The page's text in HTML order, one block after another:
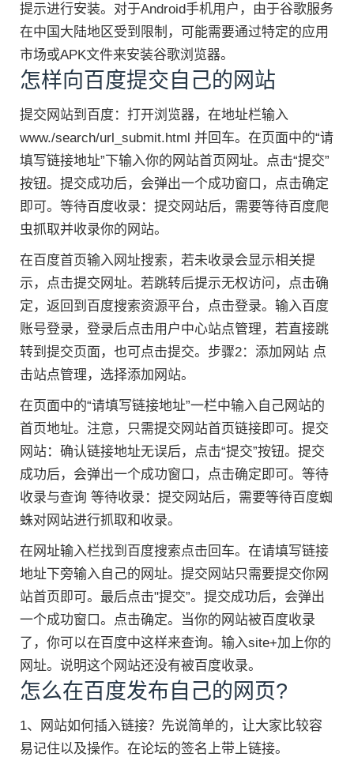
提示进行安装。对于Android手机用户，由于谷歌服务
在中国大陆地区受到限制，可能需要通过特定的应用
市场或APK文件来安装谷歌浏览器。
怎样向百度提交自己的网站
提交网站到百度：打开浏览器，在地址栏输入
www./search/url_submit.html 并回车。在页面中的“请
填写链接地址”下输入你的网站首页网址。点击“提交”
按钮。提交成功后，会弹出一个成功窗口，点击确定
即可。等待百度收录：提交网站后，需要等待百度爬
虫抓取并收录你的网站。
在百度首页输入网址搜索，若未收录会显示相关提
示，点击提交网址。若跳转后提示无权访问，点击确
定，返回到百度搜索资源平台，点击登录。输入百度
账号登录，登录后点击用户中心站点管理，若直接跳
转到提交页面，也可点击提交。步骤2：添加网站 点
击站点管理，选择添加网站。
在页面中的“请填写链接地址”一栏中输入自己网站的
首页地址。注意，只需提交网站首页链接即可。提交
网站：确认链接地址无误后，点击“提交”按钮。提交
成功后，会弹出一个成功窗口，点击确定即可。等待
收录与查询 等待收录：提交网站后，需要等待百度蜘
蛛对网站进行抓取和收录。
在网址输入栏找到百度搜索点击回车。在请填写链接
地址下旁输入自己的网址。提交网站只需要提交你网
站首页即可。最后点击"提交”。提交成功后，会弹出
一个成功窗口。点击确定。当你的网站被百度收录
了，你可以在百度中这样来查询。输入site+加上你的
网址。说明这个网站还没有被百度收录。
怎么在百度发布自己的网页?
1、网站如何插入链接？先说简单的，让大家比较容
易记住以及操作。在论坛的签名上带上链接。